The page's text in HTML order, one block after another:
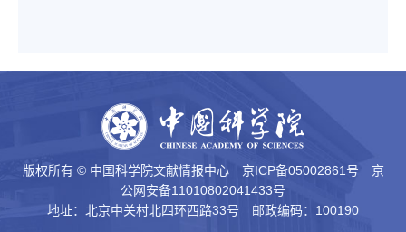
版权所有 © 中国科学院文献情报中心 京ICP备05002861号 京
公网安备11010802041433号
地址：北京中关村北四环西路33号 邮政编码：100190